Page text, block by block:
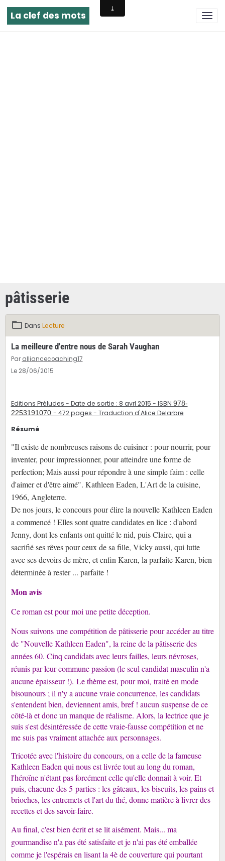
La clef des mots
pâtisserie
Dans Lecture
La meilleure d'entre nous de Sarah Vaughan
Par alliancecoaching17
Le 28/06/2015
Editions Préludes - Date de sortie : 8 avrl 2015 - ISBN 978-
2253191070 - 472 pages - Traduction d'Alice Delarbre
Résumé
"Il existe de nombreuses raisons de cuisiner : pour nourrir, pour
inventer, pour impressionner, pour atteindre une forme de
perfection; Mais aussi pour répondre à une simple faim : celle
d'aimer et d'être aimé". Kathleen Eaden, L'Art de la cuisine,
1966, Angleterre.
De nos jours, le concours pour élire la nouvelle Kathleen Eaden
a commencé ! Elles sont quatre candidates en lice : d'abord
Jenny, dont les enfants ont quitté le nid, puis Claire, qui a
sacrifié ses rêves pour ceux de sa fille, Vicky aussi, qui lutte
avec ses devoirs de mère, et enfin Karen, la parfaite Karen, bien
déterminée à rester ... parfaite !
Mon avis
Ce roman est pour moi une petite déception.
Nous suivons une compétition de pâtisserie pour accéder au titre
de "Nouvelle Kathleen Eaden", la reine de la pâtisserie des
années 60. Cinq candidats avec leurs failles, leurs névroses,
réunis par leur commune passion (le seul candidat masculin n'a
aucune épaisseur !). Le thème est, pour moi, traité en mode
bisounours ; il n'y a aucune vraie concurrence, les candidats
s'entendent bien, deviennent amis, bref ! aucun suspense de ce
côté-là et donc un manque de réalisme. Alors, la lectrice que je
suis s'est désintéressée de cette vraie-fausse compétition et ne
me suis pas vraiment attachée aux personnages.
Tricotée avec l'histoire du concours, on a celle de la fameuse
Kathleen Eaden qui nous est livrée tout au long du roman,
l'héroïne n'étant pas forcément celle qu'elle donnait à voir. Et
puis, chacune des 5 parties : les gâteaux, les biscuits, les pains et
brioches, les entremets et l'art du thé, donne matière à livrer des
recettes et des savoir-faire.
Au final, c'est bien écrit et se lit aisément. Mais... ma
gourmandise n'a pas été satisfaite et je n'ai pas été emballée
comme je l'espérais en lisant la 4è de couverture qui pourtant